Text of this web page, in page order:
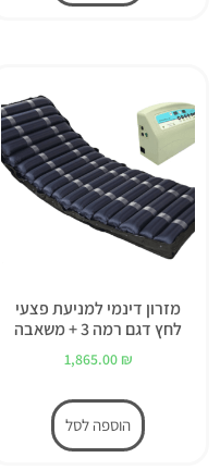
מזרון דינמי למניעת פצעי
לחץ דגם רמה 3 + משאבה
1,865.00 ₪
הוספה לסל